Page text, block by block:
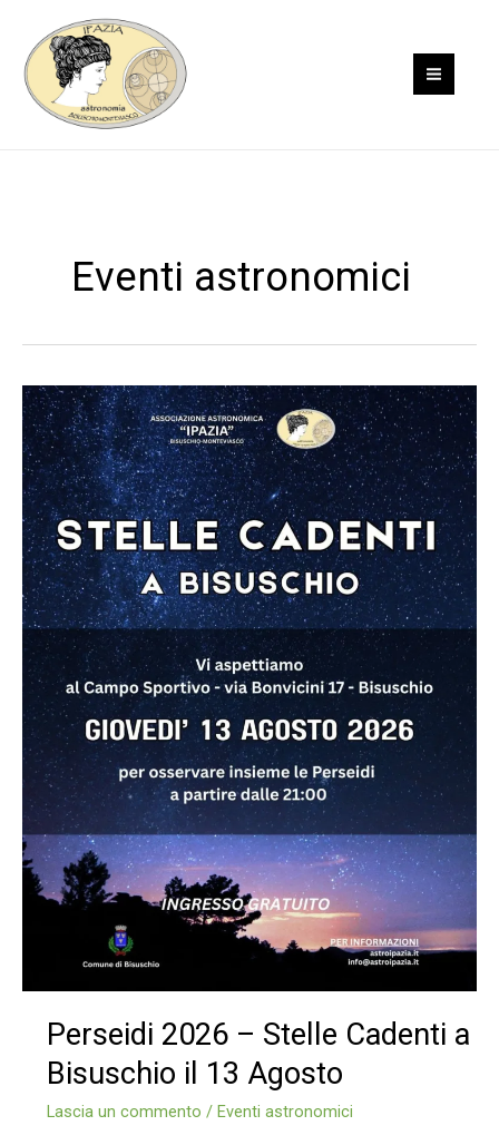
contenuto
Eventi astronomici
Perseidi 2026 – Stelle Cadenti a
Bisuschio il 13 Agosto
Lascia un commento / Eventi astronomici